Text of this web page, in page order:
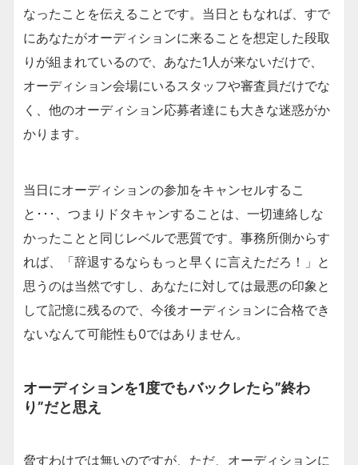
なったことを伝えることです。当日ともなれば、すで
にあなたがオーディションに来ることを想定した段取
りが組まれているので、あなた1人が来ないだけで、
オーディション会場にいるスタッフや審査員だけでな
く、他のオーディション応募者達にも大きな迷惑がか
かります。
当日にオーディションの参加をキャンセルするこ
と･･･、つまりドタキャンすることは、一切連絡しな
かったことと同じレベルで悪質です。事務所側からす
れば、「辞退するならもっと早くに言えただろ！」と
思うのは当然ですし、あなたに対しては最悪の印象と
して記憶に残るので、今後オーディションに合格でき
ないなんて可能性も0ではありません。
オーディションを1度でもバックレたら”終わ
り”だと思え
脅すわけでは無いのですが、ただ、オーディションに